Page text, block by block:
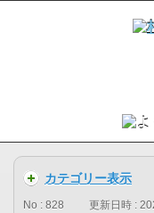
カテゴリー表示
No : 828 更新日時 :